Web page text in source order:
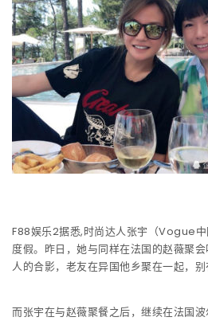
F88娱乐2据悉,时尚达人张宇（Vogue
度假。昨日，她与同样在法国的赵薇聚
人的合影，老友在异国他乡聚在一起，别
而张宇在与赵薇聚餐之后，继续在法国波